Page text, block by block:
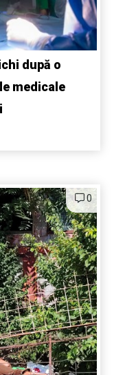
după o
medicale
0